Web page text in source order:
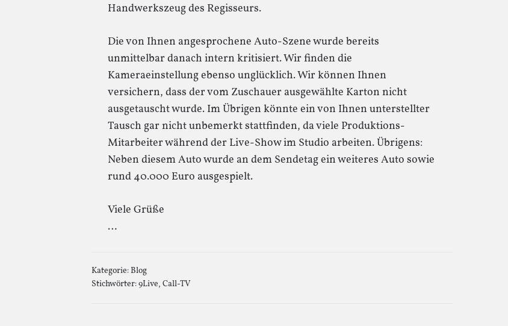
Handwerkszeug des Regisseurs.
Die von Ihnen angesprochene Auto-Szene wurde bereits
unmittelbar danach intern kritisiert. Wir finden die
Kameraeinstellung ebenso unglücklich. Wir können Ihnen
versichern, dass der vom Zuschauer ausgewählte Karton nicht
ausgetauscht wurde. Im Übrigen könnte ein von Ihnen unterstellter
Tausch gar nicht unbemerkt stattfinden, da viele Produktions-
Mitarbeiter während der Live-Show im Studio arbeiten. Übrigens:
Neben diesem Auto wurde an dem Sendetag ein weiteres Auto sowie
rund 40.000 Euro ausgespielt.
Viele Grüße
…
Kategorie:Blog
Stichwörter:9Live, Call-TV